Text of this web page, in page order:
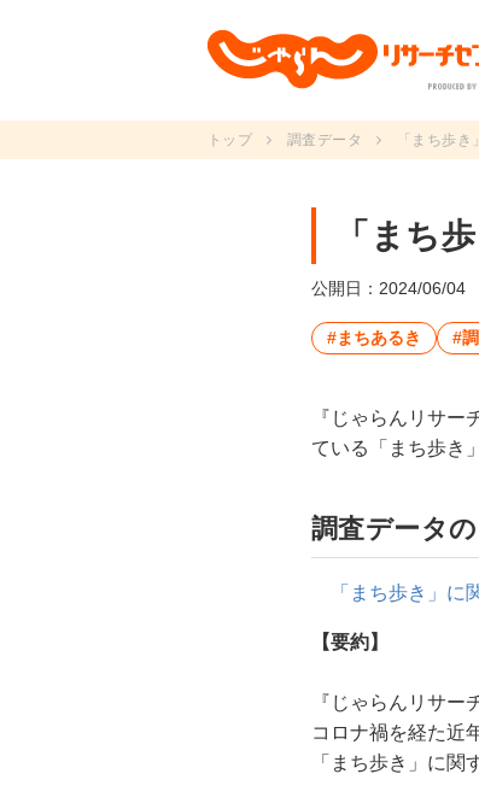
トップ 調査データ 「まち歩
「まち
公開日：2024/06/04
#まちあるき #
『じゃらんリサ
ている「まち歩き
調査データ
「まち歩き」に
【要約】
『じゃらんリサー
コロナ禍を経た近
「まち歩き」に関